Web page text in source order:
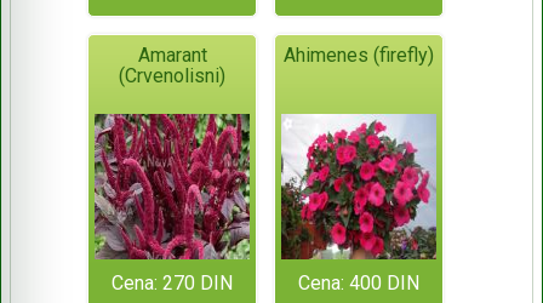
Amarant
(Crvenolisni)
Cena: 270 DIN
Ahimenes (firefly)
Cena: 400 DIN